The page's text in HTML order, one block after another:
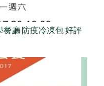
廳 防疫冷凍包 好評